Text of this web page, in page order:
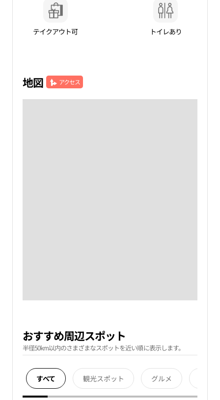
テイクアウト可 トイレあり
地図 アクセス
おすすめ周辺スポット
半径50km以内のさまざまなスポットを近い順に表示します。
すべて 観光スポット グルメ